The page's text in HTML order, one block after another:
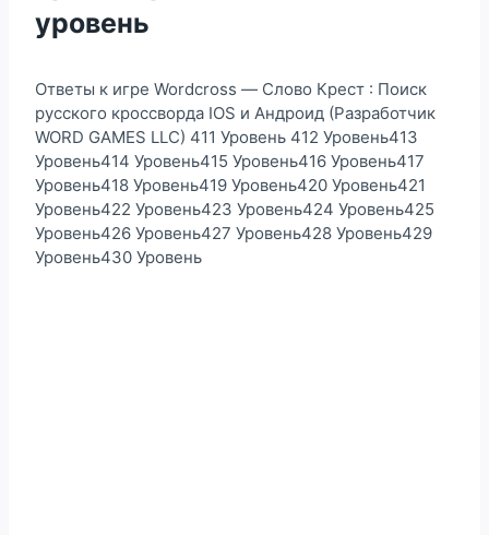
уровень
Ответы к игре Wordcross — Слово Крест : Поиск
русского кроссворда IOS и Андроид (Разработчик
WORD GAMES LLC) 411 Уровень 412 Уровень413
Уровень414 Уровень415 Уровень416 Уровень417
Уровень418 Уровень419 Уровень420 Уровень421
Уровень422 Уровень423 Уровень424 Уровень425
Уровень426 Уровень427 Уровень428 Уровень429
Уровень430 Уровень